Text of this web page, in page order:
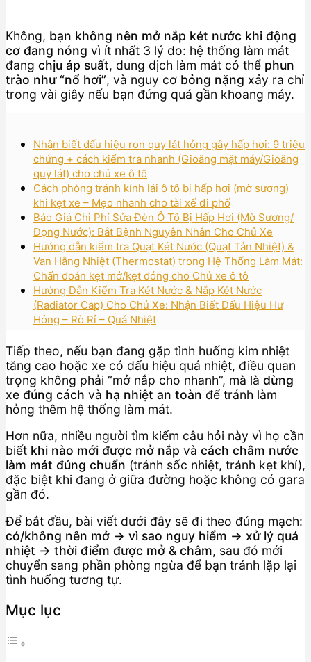
Không, bạn không nên mở nắp két nước khi động
cơ đang nóng vì ít nhất 3 lý do: hệ thống làm mát
đang chịu áp suất, dung dịch làm mát có thể phun
trào như “nổ hơi”, và nguy cơ bỏng nặng xảy ra chỉ
trong vài giây nếu bạn đứng quá gần khoang máy.
Nhận biết dấu hiệu ron quy lát hỏng gây hấp hơi: 9 triệu
chứng + cách kiểm tra nhanh (Gioăng mặt máy/Gioăng
quy lát) cho chủ xe ô tô
Cách phòng tránh kính lái ô tô bị hấp hơi (mờ sương)
khi kẹt xe – Mẹo nhanh cho tài xế đi phố
Báo Giá Chi Phí Sửa Đèn Ô Tô Bị Hấp Hơi (Mờ Sương/
Đọng Nước): Bắt Bệnh Nguyên Nhân Cho Chủ Xe
Hướng dẫn kiểm tra Quạt Két Nước (Quạt Tản Nhiệt) &
Van Hằng Nhiệt (Thermostat) trong Hệ Thống Làm Mát:
Chẩn đoán kẹt mở/kẹt đóng cho Chủ xe ô tô
Hướng Dẫn Kiểm Tra Két Nước & Nắp Két Nước
(Radiator Cap) Cho Chủ Xe: Nhận Biết Dấu Hiệu Hư
Hỏng – Rò Rỉ – Quá Nhiệt
Tiếp theo, nếu bạn đang gặp tình huống kim nhiệt
tăng cao hoặc xe có dấu hiệu quá nhiệt, điều quan
trọng không phải “mở nắp cho nhanh”, mà là dừng
xe đúng cách và hạ nhiệt an toàn để tránh làm
hỏng thêm hệ thống làm mát.
Hơn nữa, nhiều người tìm kiếm câu hỏi này vì họ cần
biết khi nào mới được mở nắp và cách châm nước
làm mát đúng chuẩn (tránh sốc nhiệt, tránh kẹt khí),
đặc biệt khi đang ở giữa đường hoặc không có gara
gần đó.
Để bắt đầu, bài viết dưới đây sẽ đi theo đúng mạch:
có/không nên mở → vì sao nguy hiểm → xử lý quá
nhiệt → thời điểm được mở & châm, sau đó mới
chuyển sang phần phòng ngừa để bạn tránh lặp lại
tình huống tương tự.
Mục lục